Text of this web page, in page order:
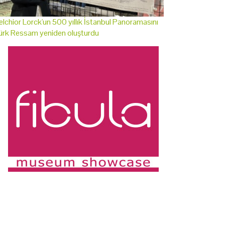
Lorck'un 500 yıllık İstanbul Panoramasını
Ressam yeniden oluşturdu